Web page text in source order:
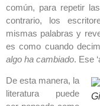
común, para repetir
contrario, los
mismas palabras y
es como cuando
algo ha cambiado. Ese
De esta manera, la
literatura puede